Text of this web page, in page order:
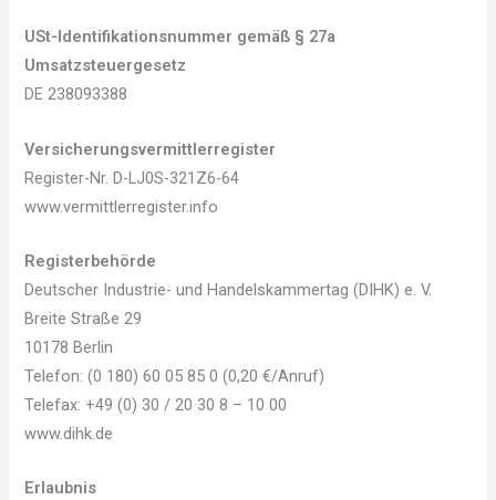
USt-Identifikationsnummer gemäß § 27a
Umsatzsteuergesetz
DE 238093388
Versicherungsvermittlerregister
Register-Nr. D-LJ0S-321Z6-64
www.vermittlerregister.info
Registerbehörde
Deutscher Industrie- und Handelskammertag (DIHK) e. V.
Breite Straße 29
10178 Berlin
Telefon: (0 180) 60 05 85 0 (0,20 €/Anruf)
Telefax: +49 (0) 30 / 20 30 8 – 10 00
www.dihk.de
Erlaubnis